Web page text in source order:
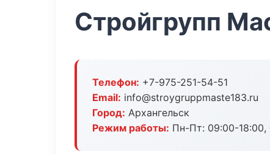
Стройгрупп
Телефон: +7-975-251-54-51
Email: info@stroygruppmaste183.ru
Город: Архангельск
Режим работы: Пн-Пт: 09:00-18:00,